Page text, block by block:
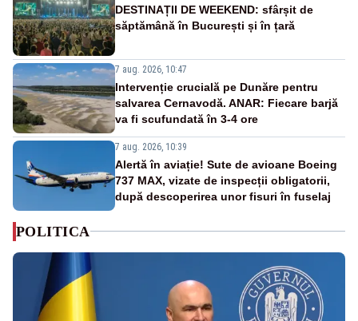
DESTINAȚII DE WEEKEND: sfârșit de
săptămână în București și în țară
7 aug. 2026, 10:47
Intervenție crucială pe Dunăre pentru
salvarea Cernavodă. ANAR: Fiecare barjă
va fi scufundată în 3-4 ore
7 aug. 2026, 10:39
Alertă în aviație! Sute de avioane Boeing
737 MAX, vizate de inspecții obligatorii,
după descoperirea unor fisuri în fuselaj
POLITICA